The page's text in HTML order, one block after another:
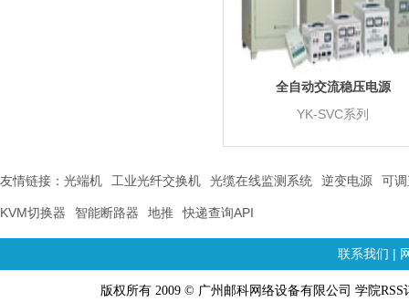
全自动交流稳压电源
YK-SVC系列
友情链接： 光端机 工业光纤交换机 光缆在线监测系统 逆变电源 可
KVM切换器 智能断路器 地推 快递查询API
联系我们 |
版权所有 2009 © 广州邮科网络设备有限公司 学院RSS